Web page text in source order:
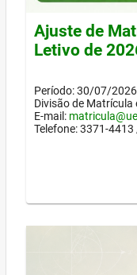
Ajuste de
Letivo de
Período: 30/07/
Divisão de Matrícula
E-mail:
Telefone: 3371-